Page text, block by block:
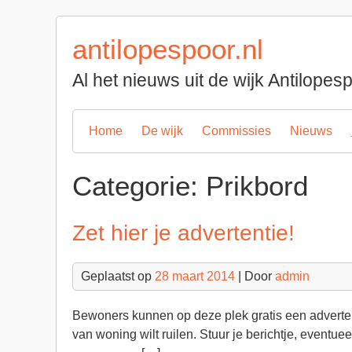
antilopespoor.nl
Al het nieuws uit de wijk
Home De wijk Commissies Nieuws
Categorie: Prikbord
Zet hier je advertentie!
Geplaatst op 28 maart 2014 | Door admin
Bewoners kunnen op deze plek gratis een
van woning wilt ruilen. Stuur je berichtje,